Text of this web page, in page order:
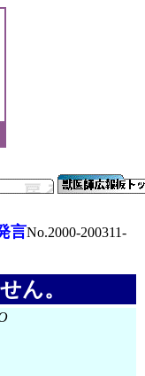
言No.2000-200311-
ん。